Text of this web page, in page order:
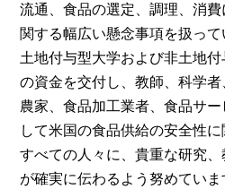
流通、食品の選定、調理、消
関する幅広い懸念事項を扱って
土地付与型大学および非土地
の資金を交付し、教師、科学者
農家、食品加工業者、食品サ
して米国の食品供給の安全性
すべての人々に、貴重な研究
が確実に伝わるよう努めてい